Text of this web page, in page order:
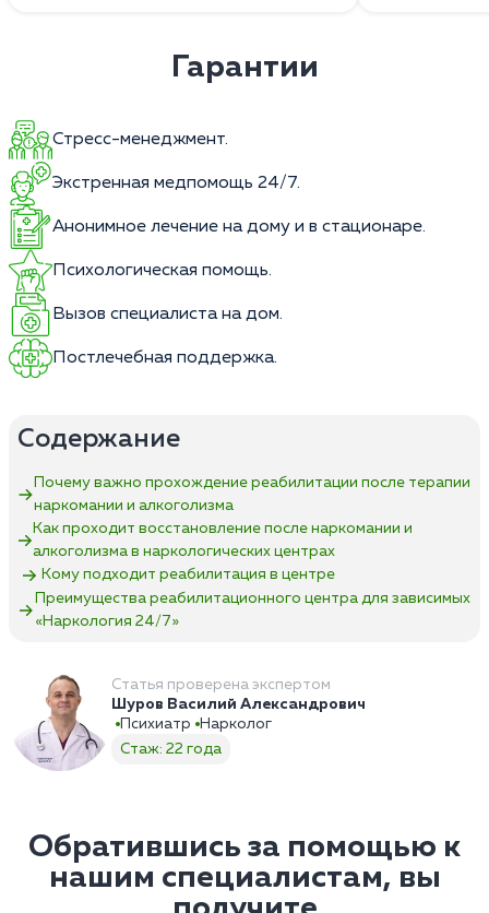
Гарантии
Стресс-менеджмент.
Экстренная медпомощь 24/7.
Анонимное лечение на дому и в стационаре.
Психологическая помощь.
Вызов специалиста на дом.
Постлечебная поддержка.
Содержание
Почему важно прохождение реабилитации после терапии
наркомании и алкоголизма
Как проходит восстановление после наркомании и
алкоголизма в наркологических центрах
Кому подходит реабилитация в центре
Преимущества реабилитационного центра для зависимых
«Наркология 24/7»‎
Статья проверена экспертом
Шуров Василий Александрович
Психиатр
Нарколог
Стаж: 22 года
Обратившись за помощью к
нашим специалистам, вы